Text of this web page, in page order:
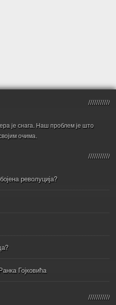
је снага. Наш проблем је што
очима.
револуција?
Гојковића